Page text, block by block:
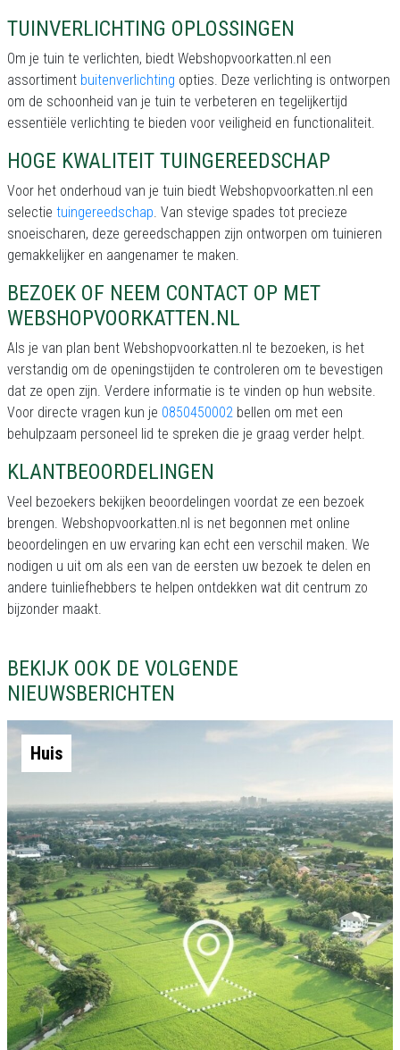
TUINVERLICHTING OPLOSSINGEN
Om je tuin te verlichten, biedt Webshopvoorkatten.nl een
assortiment buitenverlichting opties. Deze verlichting is ontworpen
om de schoonheid van je tuin te verbeteren en tegelijkertijd
essentiële verlichting te bieden voor veiligheid en functionaliteit.
HOGE KWALITEIT TUINGEREEDSCHAP
Voor het onderhoud van je tuin biedt Webshopvoorkatten.nl een
selectie tuingereedschap. Van stevige spades tot precieze
snoeischaren, deze gereedschappen zijn ontworpen om tuinieren
gemakkelijker en aangenamer te maken.
BEZOEK OF NEEM CONTACT OP MET
WEBSHOPVOORKATTEN.NL
Als je van plan bent Webshopvoorkatten.nl te bezoeken, is het
verstandig om de openingstijden te controleren om te bevestigen
dat ze open zijn. Verdere informatie is te vinden op hun website.
Voor directe vragen kun je 0850450002 bellen om met een
behulpzaam personeel lid te spreken die je graag verder helpt.
KLANTBEOORDELINGEN
Veel bezoekers bekijken beoordelingen voordat ze een bezoek
brengen. Webshopvoorkatten.nl is net begonnen met online
beoordelingen en uw ervaring kan echt een verschil maken. We
nodigen u uit om als een van de eersten uw bezoek te delen en
andere tuinliefhebbers te helpen ontdekken wat dit centrum zo
bijzonder maakt.
BEKIJK OOK DE VOLGENDE
NIEUWSBERICHTEN
Huis